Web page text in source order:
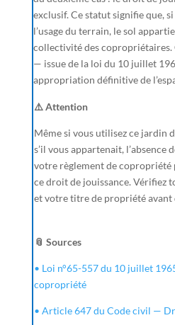
exclusif. Ce statut signifie que,
l’usage du terrain, le sol
collectivité des
— issue de la loi du 10 juillet
appropriation définitive de
⚠️ Attention
Même si vous utilisez ce jardin
s’il vous appartenait, l’absence
votre règlement de copropriété
ce droit de jouissance. Vérifiez
et votre titre de propriété avant
📎 Sources
• Loi n°65-557 du 10 juillet
copropriété
• Article 647 du Code civil —